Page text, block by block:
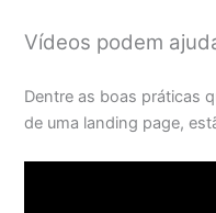
Vídeos podem
Dentre as boas práticas
de uma landing page,